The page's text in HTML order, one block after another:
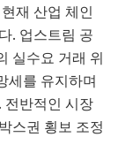
재 산업 체인
. 업스트림 공
실수요 거래 위
세를 유지하며
전반적인 시장
스권 횡보 조정